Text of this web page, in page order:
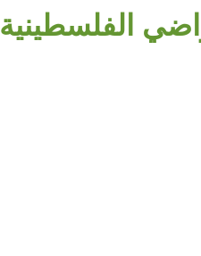
الفلسطينية